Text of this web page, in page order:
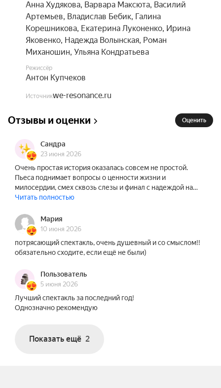
режиссёр раскрывают глубинные темы:
ценность жизни, силу любви, чистоту души и
сострадание. Животные в спектакле — не просто
персонажи, а своего рода нравственный
ожесточению людей.
Время идёт на минуты. Утром ехать в город.
нужно, чтобы кто-то умер».
Спектакль идёт без антракта.
В составе исполнителей возможны изменения
без дополнительного уведомления.
Анна Худякова, Варвара Максюта, Василий
Артемьев, Владислав Бебик, Галина
Корешникова, Екатерина Луконенко, Ирина
Яковенко, Надежда Волынская, Роман
Миханошин, Ульяна Кондратьева
Режиссёр
Антон Купчеков
Источникwe-resonance.ru
Отзывы и оценки Оценить
Сандра
23 июня 2026
Очень простая история оказалась совсем не простой.
Пьеса поднимает вопросы о ценности жизни и
милосердии, смех сквозь слезы и финал с надеждой на…
Читать полностью
Мария
10 июня 2026
потрясающий спектакль, очень душевный и со смыслом!!
обязательно сходите, если ещё не были)
Пользователь
5 июня 2026
Лучший спектакль за последний год!
Однозначно рекомендую
Показать ещё 2